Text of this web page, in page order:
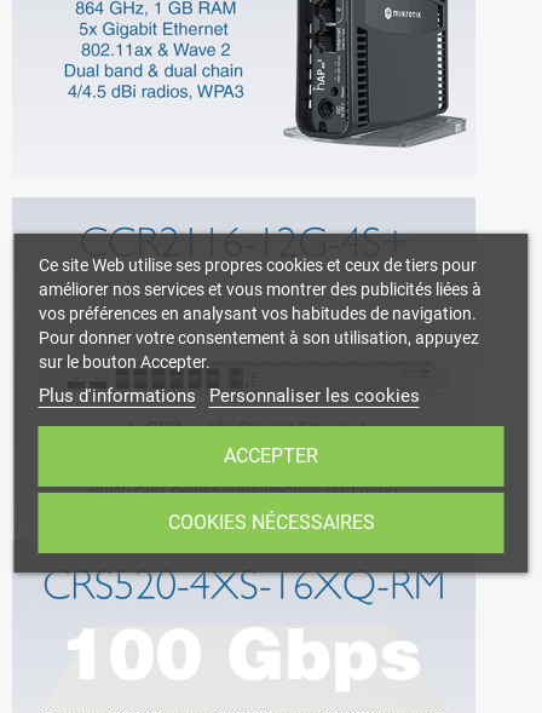
Ce site Web utilise ses propres cookies et ceux de tiers pour
améliorer nos services et vous montrer des publicités liées à
vos préférences en analysant vos habitudes de navigation.
Pour donner votre consentement à son utilisation, appuyez
sur le bouton Accepter.
Plus d'informations Personnaliser les cookies
COOKIES NÉCESSAIRES
ACCEPTER